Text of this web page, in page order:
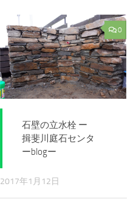
0
石壁の立水栓 ー
揖斐川庭石センタ
ーblogー
2017年1月12日